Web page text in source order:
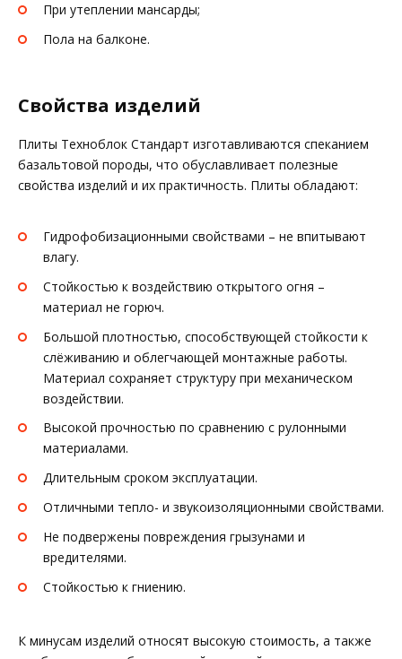
При утеплении мансарды;
Пола на балконе.
Свойства изделий
Плиты Техноблок Стандарт изготавливаются спеканием
базальтовой породы, что обуславливает полезные
свойства изделий и их практичность. Плиты обладают:
Гидрофобизационными свойствами – не впитывают
влагу.
Стойкостью к воздействию открытого огня –
материал не горюч.
Большой плотностью, способствующей стойкости к
слёживанию и облегчающей монтажные работы.
Материал сохраняет структуру при механическом
воздействии.
Высокой прочностью по сравнению с рулонными
материалами.
Длительным сроком эксплуатации.
Отличными тепло- и звукоизоляционными свойствами.
Не подвержены повреждения грызунами и
вредителями.
Стойкостью к гниению.
К минусам изделий относят высокую стоимость, а также